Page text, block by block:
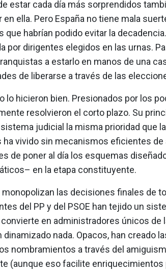
estar cada día más sorprendidos
ella. Pero España no tiene mala
habrían podido evitar la
por dirigentes elegidos en las urnas.
a estarlo en manos de una
de liberarse a través de las
lo hicieron bien. Presionados por los
resolvieron el corto plazo. Su
judicial la misma prioridad que
ha vivido sin mecanismos eficientes de
de poner al día los esquemas
en la etapa constituyente.
las decisiones finales de
del PP y del PSOE han tejido un
en administradores únicos de
dinamizado nada. Opacos, han creado
nombramientos a través del
(aunque eso facilite enriquecimientos